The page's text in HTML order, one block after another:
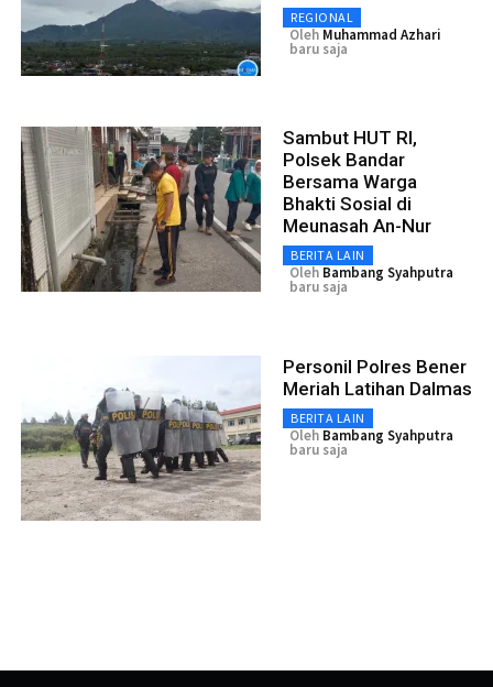
REGIONAL
Oleh Muhammad Azhari
baru saja
Sambut HUT RI,
Polsek Bandar
Bersama Warga
Bhakti Sosial di
Meunasah An-Nur
BERITA LAIN
Oleh Bambang Syahputra
baru saja
Personil Polres Bener
Meriah Latihan Dalmas
BERITA LAIN
Oleh Bambang Syahputra
baru saja